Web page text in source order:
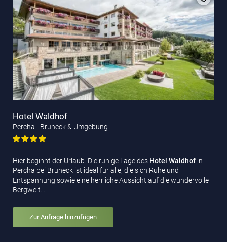
Hotel Waldhof
Percha - Bruneck & Umgebung
Hier beginnt der Urlaub. Die ruhige Lage des Hotel Waldhof in
Percha bei Bruneck ist ideal für alle, die sich Ruhe und
Entspannung sowie eine herrliche Aussicht auf die wundervolle
Bergwelt…
Zur Anfrage hinzufügen